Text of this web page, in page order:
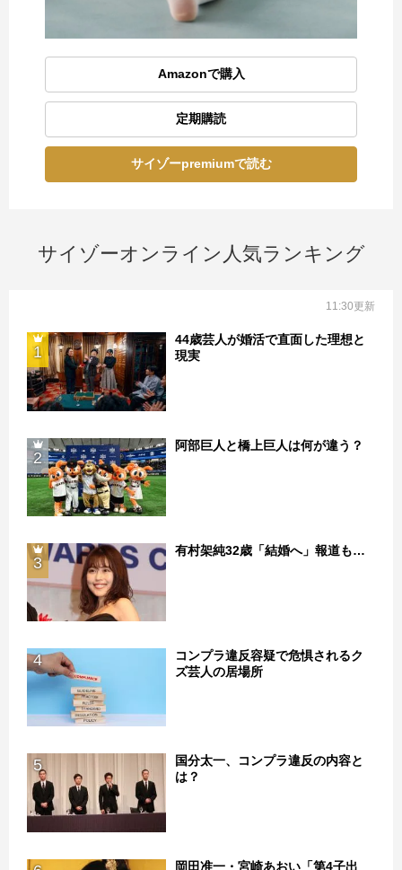
Amazonで購入
定期購読
サイゾーpremiumで読む
サイゾーオンライン人気ランキング
11:30更新
1
44歳芸人が婚活で直面した理想と
現実
2
阿部巨人と橋上巨人は何が違う？
3
有村架純32歳「結婚へ」報道も…
4
コンプラ違反容疑で危惧されるク
ズ芸人の居場所
5
国分太一、コンプラ違反の内容と
は？
岡田准一・宮崎あおい「第4子出